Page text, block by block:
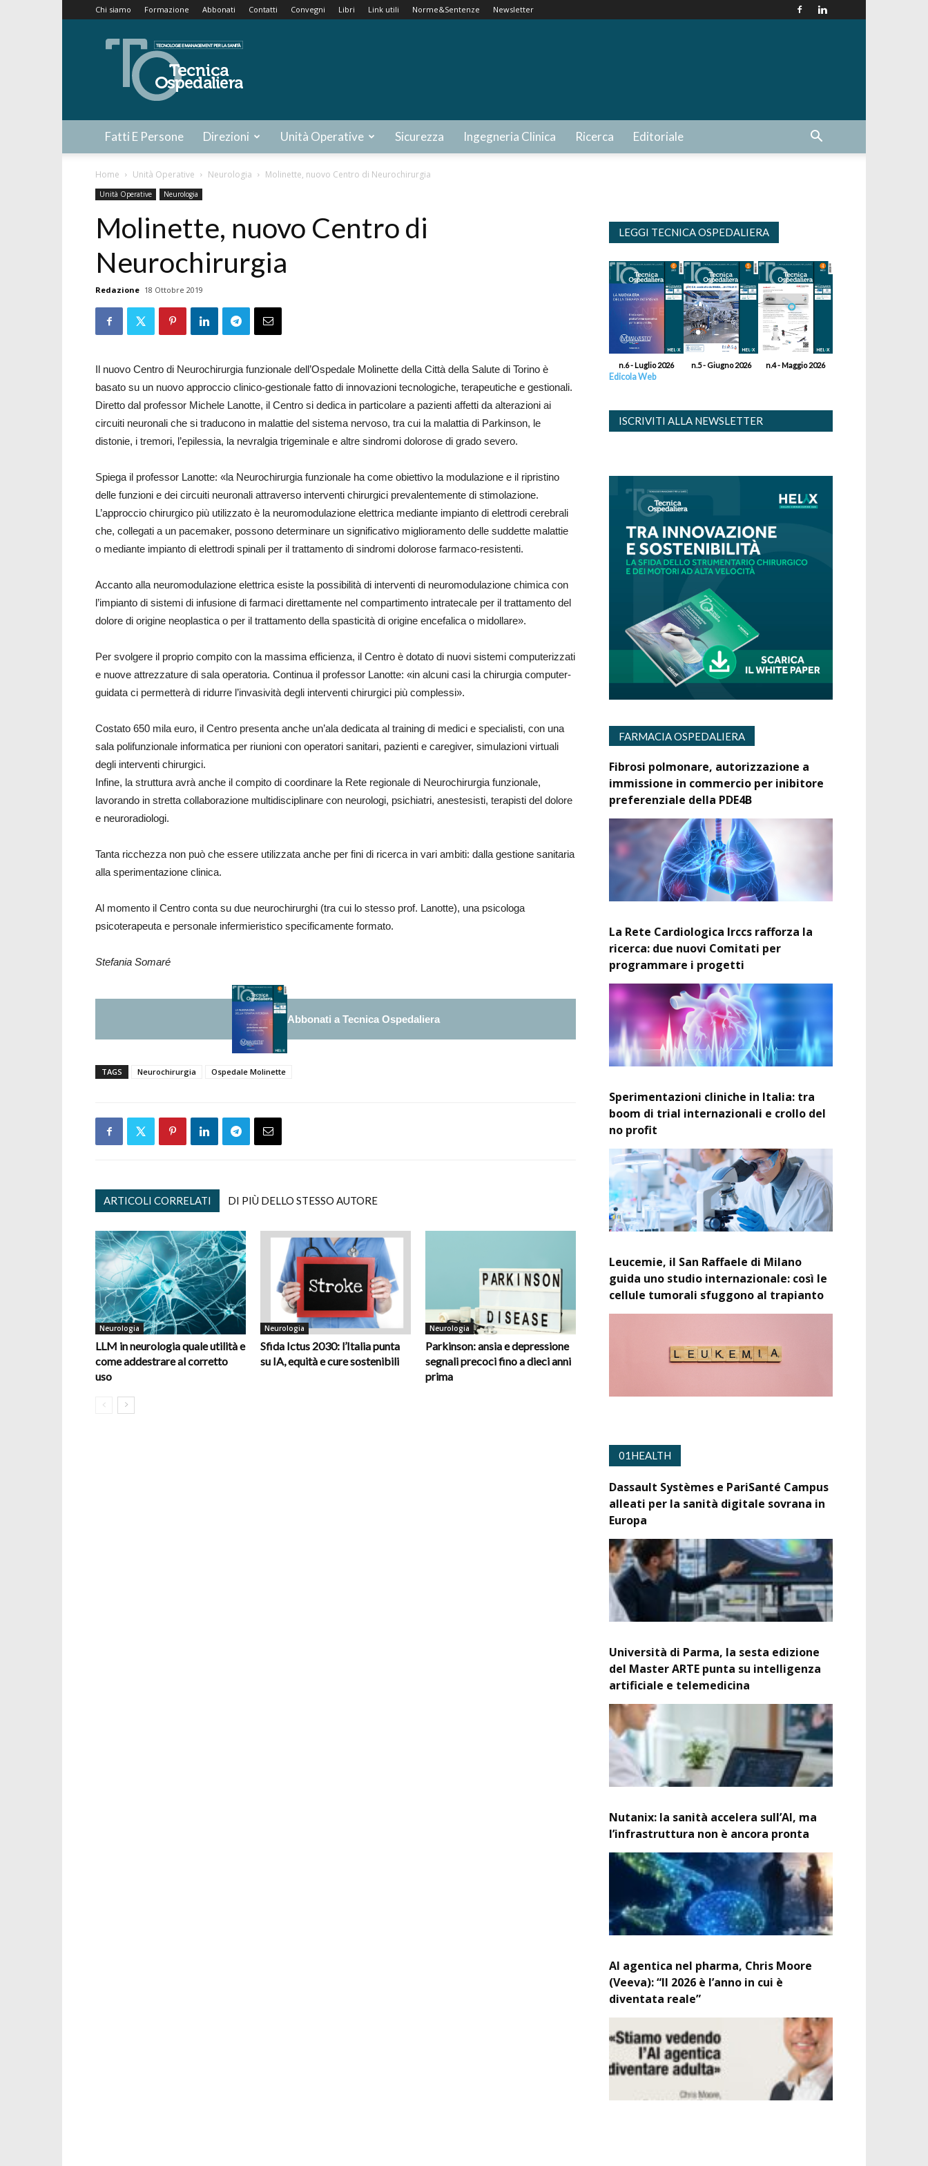
Chi siamo Formazione Abbonati Contatti Convegni Libri Link utili Norme&Sentenze Newsletter
Tecnica
Ospedaliera
Fatti E Persone Direzioni Unità Operative Sicurezza Ingegneria Clinica Ricerca Editoriale
Home Unità Operative Neurologia Molinette, nuovo Centro di Neurochirurgia
Unità Operative Neurologia
Molinette, nuovo Centro di
Neurochirurgia
Redazione 18 Ottobre 2019
Il nuovo Centro di Neurochirurgia funzionale dell’Ospedale Molinette della Città della Salute di Torino è
basato su un nuovo approccio clinico-gestionale fatto di innovazioni tecnologiche, terapeutiche e gestionali.
Diretto dal professor Michele Lanotte, il Centro si dedica in particolare a pazienti affetti da alterazioni ai
circuiti neuronali che si traducono in malattie del sistema nervoso, tra cui la malattia di Parkinson, le
distonie, i tremori, l’epilessia, la nevralgia trigeminale e altre sindromi dolorose di grado severo.
Spiega il professor Lanotte: «la Neurochirurgia funzionale ha come obiettivo la modulazione e il ripristino
delle funzioni e dei circuiti neuronali attraverso interventi chirurgici prevalentemente di stimolazione.
L’approccio chirurgico più utilizzato è la neuromodulazione elettrica mediante impianto di elettrodi cerebrali
che, collegati a un pacemaker, possono determinare un significativo miglioramento delle suddette malattie
o mediante impianto di elettrodi spinali per il trattamento di sindromi dolorose farmaco-resistenti.
Accanto alla neuromodulazione elettrica esiste la possibilità di interventi di neuromodulazione chimica con
l’impianto di sistemi di infusione di farmaci direttamente nel compartimento intratecale per il trattamento del
dolore di origine neoplastica o per il trattamento della spasticità di origine encefalica o midollare».
Per svolgere il proprio compito con la massima efficienza, il Centro è dotato di nuovi sistemi computerizzati
e nuove attrezzature di sala operatoria. Continua il professor Lanotte: «in alcuni casi la chirurgia computer-
guidata ci permetterà di ridurre l’invasività degli interventi chirurgici più complessi».
Costato 650 mila euro, il Centro presenta anche un’ala dedicata al training di medici e specialisti, con una
sala polifunzionale informatica per riunioni con operatori sanitari, pazienti e caregiver, simulazioni virtuali
degli interventi chirurgici.
Infine, la struttura avrà anche il compito di coordinare la Rete regionale di Neurochirurgia funzionale,
lavorando in stretta collaborazione multidisciplinare con neurologi, psichiatri, anestesisti, terapisti del dolore
e neuroradiologi.
Tanta ricchezza non può che essere utilizzata anche per fini di ricerca in vari ambiti: dalla gestione sanitaria
alla sperimentazione clinica.
Al momento il Centro conta su due neurochirurghi (tra cui lo stesso prof. Lanotte), una psicologa
psicoterapeuta e personale infermieristico specificamente formato.
Stefania Somaré
Abbonati a Tecnica Ospedaliera
TAGS Neurochirurgia Ospedale Molinette
ARTICOLI CORRELATI DI PIÙ DELLO STESSO AUTORE
Neurologia
LLM in neurologia quale utilità e
come addestrare al corretto
uso
Neurologia
Sfida Ictus 2030: l’Italia punta
su IA, equità e cure sostenibili
Neurologia
Parkinson: ansia e depressione
segnali precoci fino a dieci anni
prima
LEGGI TECNICA OSPEDALIERA
n.6 - Luglio 2026 n.5 - Giugno 2026 n.4 - Maggio 2026
Edicola Web
ISCRIVITI ALLA NEWSLETTER
FARMACIA OSPEDALIERA
Fibrosi polmonare, autorizzazione a
immissione in commercio per inibitore
preferenziale della PDE4B
La Rete Cardiologica Irccs rafforza la
ricerca: due nuovi Comitati per
programmare i progetti
Sperimentazioni cliniche in Italia: tra
boom di trial internazionali e crollo del
no profit
Leucemie, il San Raffaele di Milano
guida uno studio internazionale: così le
cellule tumorali sfuggono al trapianto
01HEALTH
Dassault Systèmes e PariSanté Campus
alleati per la sanità digitale sovrana in
Europa
Università di Parma, la sesta edizione
del Master ARTE punta su intelligenza
artificiale e telemedicina
Nutanix: la sanità accelera sull’AI, ma
l’infrastruttura non è ancora pronta
AI agentica nel pharma, Chris Moore
(Veeva): “Il 2026 è l’anno in cui è
diventata reale”